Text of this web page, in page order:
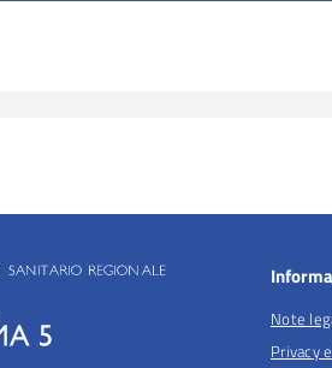
Note
Privacy